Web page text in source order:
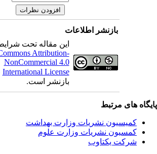
بازنشر اطلاعات
این مقاله تحت شرایط
Commons Attribution-
NonCommercial 4.0
International License
بازنشر است.
های مرتبط
کمیسیون نشریات وزارت بهداشت
کمسیون نشریات وزارت علوم
شرکت یکتاوب